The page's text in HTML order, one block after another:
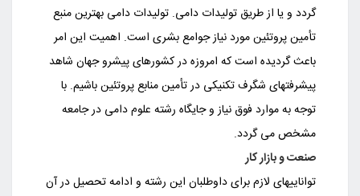
گردد و یا از طریق تولیدات دامی. تولیدات دامی بهترین منبع
تأمین پروتئین مورد نیاز جوامع بشری است. اهمیت این امر
باعث گردیده است که امروزه در کشورهای پیشرو جهان شاهد
پیشرفتهای شگرف تکنیکی در تأمین منابع پروتئین باشیم. با
توجه به موارد فوق نیاز و جایگاه رشته علوم دامی در جامعه
مشخص می گردد.
صنعت و بازار کار
تواناییهای لازم برای داوطلبان این رشته و ادامه تحصیل در آن